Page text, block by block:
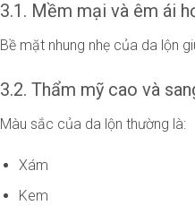
3.1. Mềm mại và êm ái
Bề mặt nhung nhẹ của da lộn
3.2. Thẩm mỹ cao và
Màu sắc của da lộn thường là:
Xám
Kem